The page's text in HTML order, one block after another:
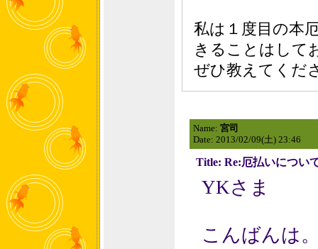
私は１度目の本
きることはして
ぜひ教えてくだ
Name: 宮司
Date: 2013/02/09(土) 23:46
Title: Re:厄払いについ
YKさま
こんばんは